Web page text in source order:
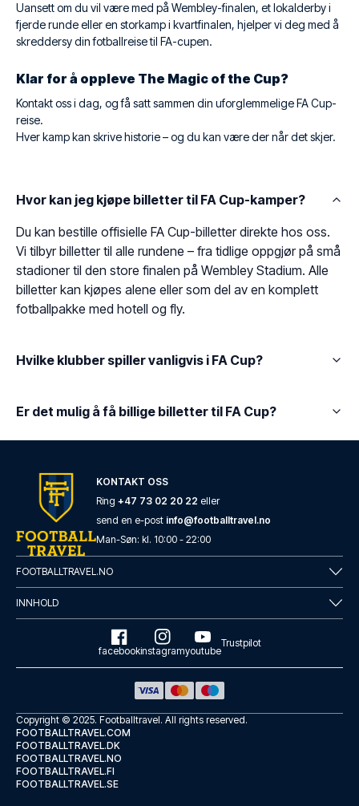
Uansett om du vil være med på Wembley-finalen, et lokalderby i
fjerde runde eller en storkamp i kvartfinalen, hjelper vi deg med å
skreddersy din fotballreise til FA-cupen.
Klar for å oppleve The Magic of the Cup?
Kontakt oss i dag, og få satt sammen din uforglemmelige FA Cup-
reise.
Hver kamp kan skrive historie – og du kan være der når det skjer.
Hvor kan jeg kjøpe billetter til FA Cup-kamper?
Du kan bestille offisielle FA Cup-billetter direkte hos oss.
Vi tilbyr billetter til alle rundene – fra tidlige oppgjør på små
stadioner til den store finalen på Wembley Stadium. Alle
billetter kan kjøpes alene eller som del av en komplett
fotballpakke med hotell og fly.
Hvilke klubber spiller vanligvis i FA Cup?
Er det mulig å få billige billetter til FA Cup?
KONTAKT OSS
Ring +47 73 02 20 22 eller
send en e-post info@footballtravel.no
Man-Søn: kl. 10:00 - 22:00
FOOTBALLTRAVEL.NO
INNHOLD
facebookinstagramyoutube
Trustpilot
Copyright © 2025. Footballtravel. All rights reserved.
FOOTBALLTRAVEL.COM
FOOTBALLTRAVEL.DK
FOOTBALLTRAVEL.NO
FOOTBALLTRAVEL.FI
FOOTBALLTRAVEL.SE